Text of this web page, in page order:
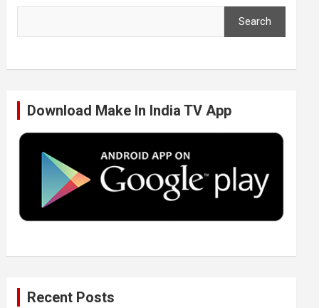
e
o
k
t
r
k
I
n
T
e
Search
Download Make In India TV App
Recent Posts